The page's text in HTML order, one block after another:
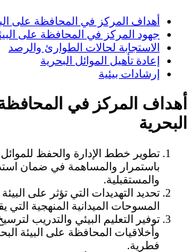
أهداف المركز في المحافظة على
جهود المركز في المحافظة على
الاستجابة لحالات الطوارئ والرصد
إعادة تأهيل الموائل البحرية
إرشادات بيئية
أهداف المركز في المحافظة
البحرية
تطوير خطط الإدارة والحفظ للموائل
باستمرار والمساهمة في ضمان
والمستقبلية.
تحديد التهديدات التي تؤثر على
المسوحات الميدانية المنهجية التي
توفير التعليم البيئي والتدريب
وأخلاقيات المحافظة على البيئة
فطرية.